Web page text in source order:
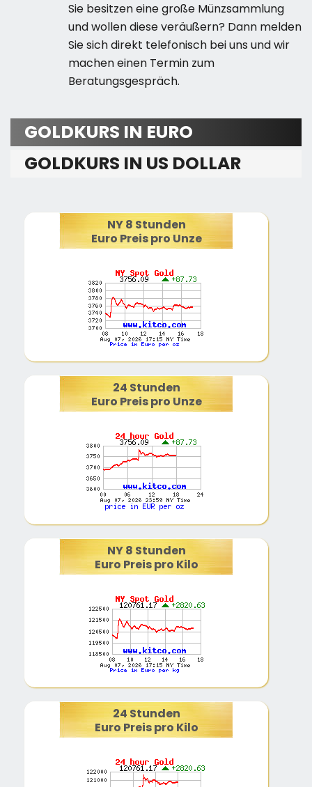
Sie besitzen eine große Münzsammlung
und wollen diese veräußern? Dann melden
Sie sich direkt telefonisch bei uns und wir
machen einen Termin zum
Beratungsgespräch.
GOLDKURS IN EURO
GOLDKURS IN US DOLLAR
NY 8 Stunden
Euro Preis pro Unze
24 Stunden
Euro Preis pro Unze
NY 8 Stunden
Euro Preis pro Kilo
24 Stunden
Euro Preis pro Kilo